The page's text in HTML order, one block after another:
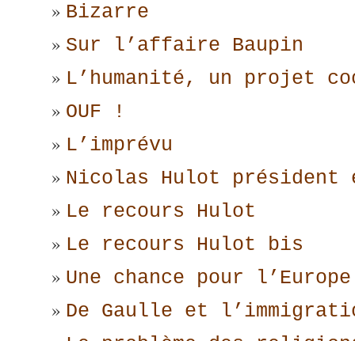
Bizarre
Sur l’affaire Baupin
L’humanité, un projet
OUF !
L’imprévu
Nicolas Hulot président
Le recours Hulot
Le recours Hulot bis
Une chance pour l’Europe
De Gaulle et